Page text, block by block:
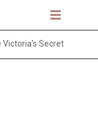
Secret